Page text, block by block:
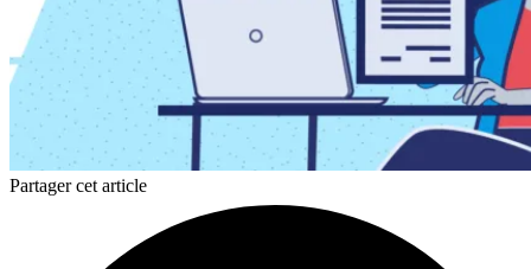
Partager cet article